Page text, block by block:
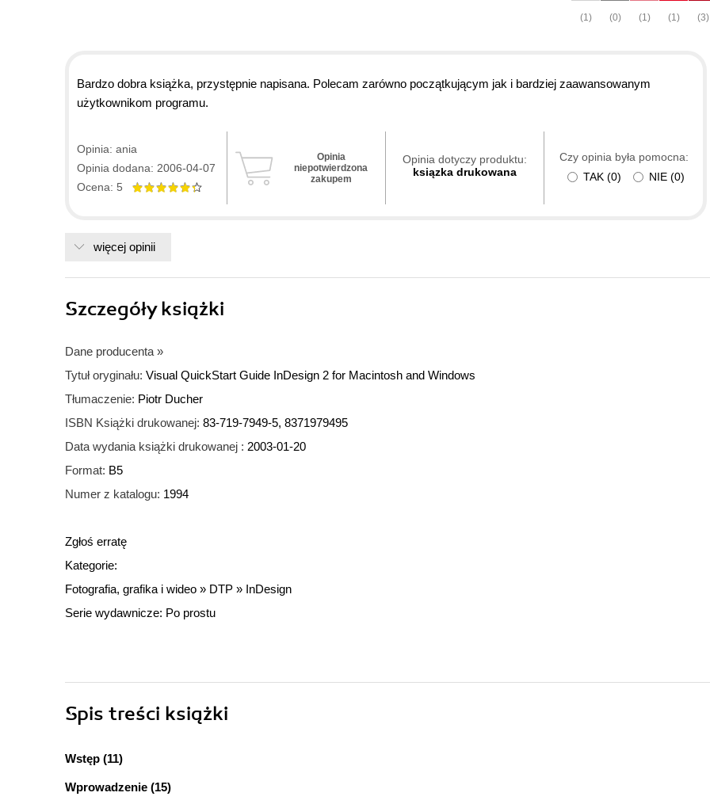
(3)
(1)
(1)
(0)
(1)
Bardzo dobra książka, przystępnie napisana. Polecam zarówno początkującym jak i bardziej zaawansowanym
użytkownikom programu.
Opinia: ania
Opinia dodana: 2006-04-07
Ocena: 5
Opinia
niepotwierdzona
zakupem
Opinia dotyczy produktu:
ksiązka drukowana
Czy opinia była pomocna:
TAK (0) NIE (0)
więcej opinii
Szczegółyksiążki
Dane producenta »
Tytuł oryginału: Visual QuickStart Guide InDesign 2 for Macintosh and Windows
Tłumaczenie: Piotr Ducher
ISBN Książki drukowanej: 83-719-7949-5, 8371979495
Data wydania książki drukowanej : 2003-01-20
Format: B5
Numer z katalogu: 1994
Zgłoś erratę
Kategorie:
Fotografia, grafika i wideo » DTP » InDesign
Serie wydawnicze: Po prostu
Spis treści książki
Wstęp (11)
Wprowadzenie (15)